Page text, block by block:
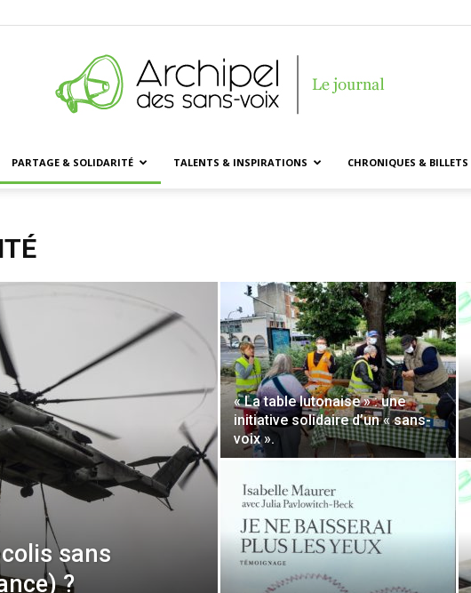
sans-
PARTAGE & SOLIDARITÉ TALENTS & INSPIRATIONS CHRONIQUES & BILLETS
sans
?
« La table lutonaise » : une
initiative solidaire d’un « sans-
voix ».